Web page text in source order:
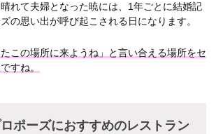
れて夫婦となった暁には、1年ごとに結婚記
の思い出が呼び起こされる日になります。
たこの場所に来ようね」と言い合える場所をセ
すね。
ポーズにおすすめのレストラン